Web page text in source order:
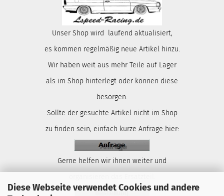
Diese Webseite verwendet Cookies und andere
Unser Shop wird laufend aktualisiert,
es kommen regelmäßig neue Artikel hinzu.
Wir haben weit aus mehr Teile auf Lager
als im Shop hinterlegt oder können diese
besorgen.
Sollte der gesuchte Artikel nicht im Shop
zu finden sein, einfach kurze Anfrage hier:
Gerne helfen wir ihnen weiter und